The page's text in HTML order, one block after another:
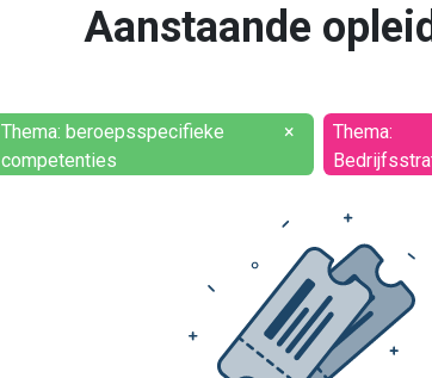
Aanstaande
Thema: beroepsspecifieke
competenties
×
Thema: